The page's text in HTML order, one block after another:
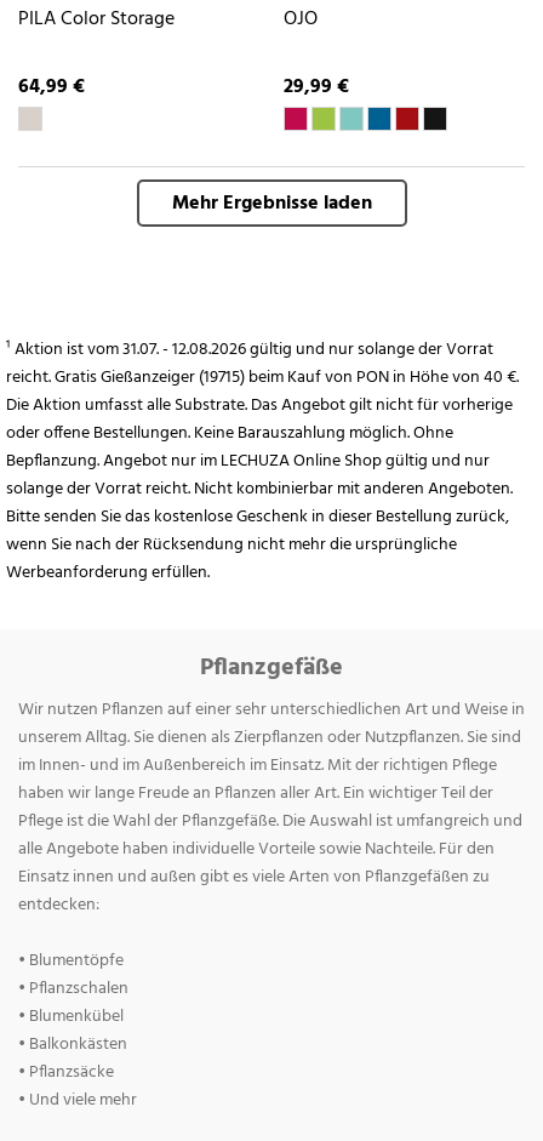
PILA Color Storage
64,99 €
OJO
29,99 €
Mehr Ergebnisse laden
¹ Aktion ist vom 31.07. - 12.08.2026 gültig und nur solange der Vorrat
reicht. Gratis Gießanzeiger (19715) beim Kauf von PON in Höhe von 40 €.
Die Aktion umfasst alle Substrate. Das Angebot gilt nicht für vorherige
oder offene Bestellungen. Keine Barauszahlung möglich. Ohne
Bepflanzung. Angebot nur im LECHUZA Online Shop gültig und nur
solange der Vorrat reicht. Nicht kombinierbar mit anderen Angeboten.
Bitte senden Sie das kostenlose Geschenk in dieser Bestellung zurück,
wenn Sie nach der Rücksendung nicht mehr die ursprüngliche
Werbeanforderung erfüllen.
Pflanzgefäße
Wir nutzen Pflanzen auf einer sehr unterschiedlichen Art und Weise in
unserem Alltag. Sie dienen als Zierpflanzen oder Nutzpflanzen. Sie sind
im Innen- und im Außenbereich im Einsatz. Mit der richtigen Pflege
haben wir lange Freude an Pflanzen aller Art. Ein wichtiger Teil der
Pflege ist die Wahl der Pflanzgefäße. Die Auswahl ist umfangreich und
alle Angebote haben individuelle Vorteile sowie Nachteile. Für den
Einsatz innen und außen gibt es viele Arten von Pflanzgefäßen zu
entdecken:
• Blumentöpfe
• Pflanzschalen
• Blumenkübel
• Balkonkästen
• Pflanzsäcke
• Und viele mehr